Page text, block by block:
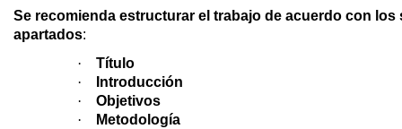
Se recomienda estructurar el trabajo de acuerdo con los
apartados:
·
Título
·
Introducción
·
Objetivos
·
Metodología